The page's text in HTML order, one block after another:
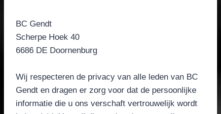
BC Gendt
Scherpe Hoek 40
6686 DE Doornenburg
Wij respecteren de privacy van alle leden van BC
Gendt en dragen er zorg voor dat de persoonlijke
informatie die u ons verschaft vertrouwelijk wordt